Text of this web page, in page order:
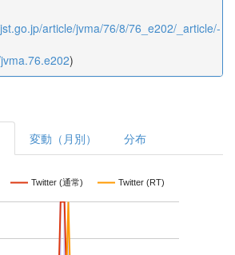
article/jvma/76/8/76_e202/_article/-
)
変動（月別） 分布
Twitter (通常) Twitter (RT)